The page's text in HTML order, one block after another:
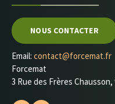
NOUS CONTACTER
Email: contact@forcemat.fr
Forcemat
3 Rue des Frères